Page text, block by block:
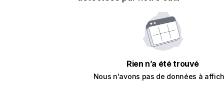
Rien n’a été trouvé
Nous n'avons pas de données à